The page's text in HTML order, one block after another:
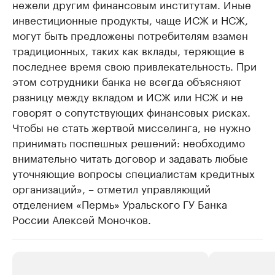
нежели другим финансовым институтам. Иные
инвестиционные продукты, чаще ИСЖ и НСЖ,
могут быть предложены потребителям взамен
традиционных, таких как вклады, теряющие в
последнее время свою привлекательность. При
этом сотрудники банка не всегда объясняют
разницу между вкладом и ИСЖ или НСЖ и не
говорят о сопутствующих финансовых рисках.
Чтобы не стать жертвой мисселинга, не нужно
принимать поспешных решений: необходимо
внимательно читать договор и задавать любые
уточняющие вопросы специалистам кредитных
организаций», – отметил управляющий
отделением «Пермь» Уральского ГУ Банка
России Алексей Моночков.